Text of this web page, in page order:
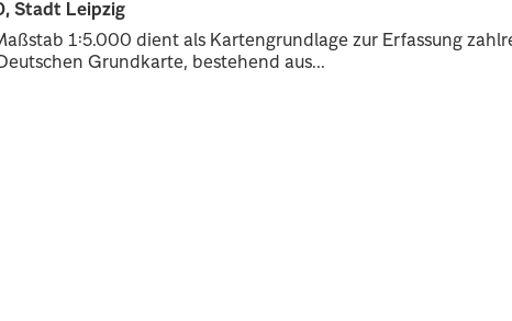
Stadt Leipzig
1:5.000 dient als Kartengrundlage zur Erfassung
Grundkarte, bestehend aus...